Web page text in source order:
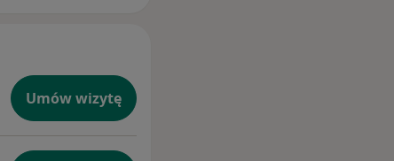
Umów wizytę